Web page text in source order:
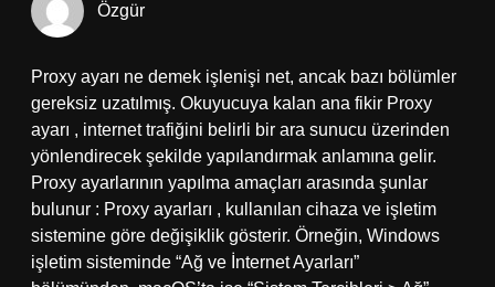
Özgür
Proxy ayarı ne demek işlenişi net, ancak bazı bölümler
gereksiz uzatılmış. Okuyucuya kalan ana fikir Proxy
ayarı , internet trafiğini belirli bir ara sunucu üzerinden
yönlendirecek şekilde yapılandırmak anlamına gelir.
Proxy ayarlarının yapılma amaçları arasında şunlar
bulunur : Proxy ayarları , kullanılan cihaza ve işletim
sistemine göre değişiklik gösterir. Örneğin, Windows
işletim sisteminde “Ağ ve İnternet Ayarları”